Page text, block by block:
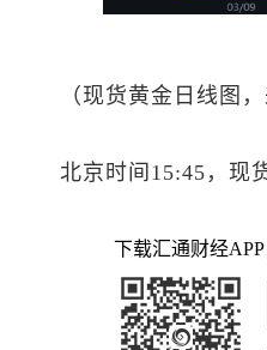
（现货黄金 日线图
北京时间15:45， 现
下载汇通财经